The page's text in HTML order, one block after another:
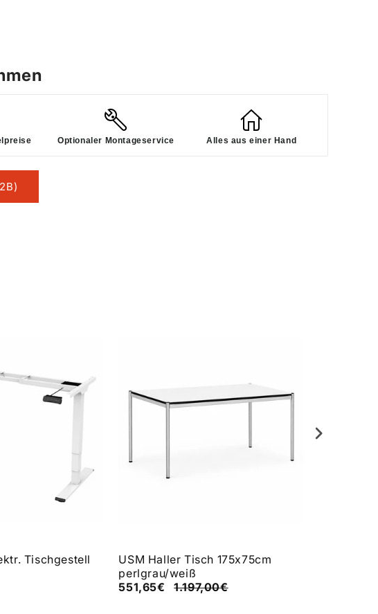
Optionaler Montageservice Alles aus einer Hand
Tischgestell
USM Haller Tisch 175x75cm
perlgrau/weiß
551,65€
1.197,00€